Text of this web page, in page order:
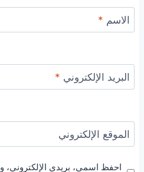
الاسم *
البريد الإلكتروني *
الموقع الإلكتروني
احفظ اسمي، بريدي الإلكتروني،